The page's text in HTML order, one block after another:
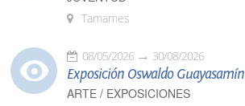
Tamames
08/05/2026 30/08/2026
Exposición Oswaldo Guayasamín
ARTE / EXPOSICIONES